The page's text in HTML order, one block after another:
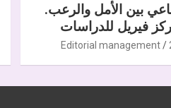
بين الأمل والرعب.
فيريل للدراسات
Editorial management